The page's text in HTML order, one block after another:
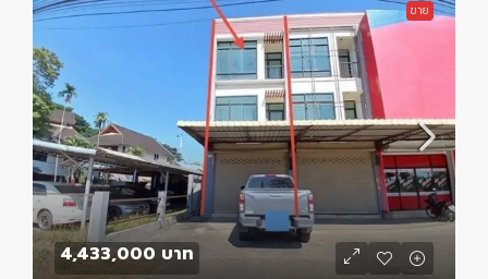
ขาย
4,433,000 บาท